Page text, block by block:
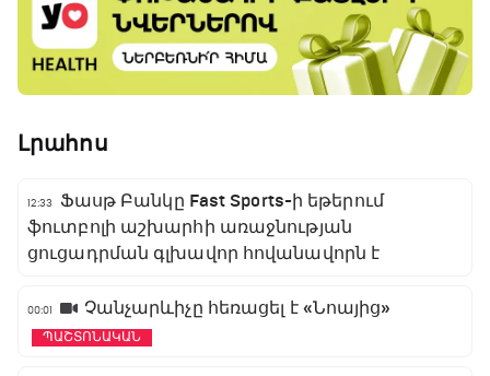
Լրահոս
12:33
Ֆասթ Բանկը Fast Sports-ի եթերում
ֆուտբոլի աշխարհի առաջնության
ցուցադրման գլխավոր հովանավորն է
00:01 Չանչարևիչը հեռացել է «Նոայից»
ՊԱՇՏՈՆԱԿԱՆ